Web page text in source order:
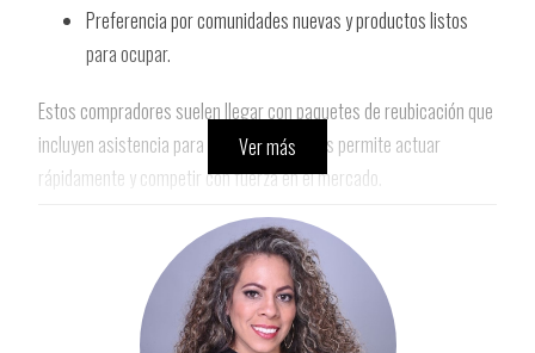
Preferencia por comunidades nuevas y productos listos
para ocupar.
Estos compradores suelen llegar con paquetes de reubicación que
incluyen asistencia para vivienda, lo que les permite actuar
rápidamente y competir con fuerza en el mercado.
La migración empresarial impulsa el
desarrollo urbano
Las empresas no solo traen empleados: también atraen
inversión pública y privada. Esto se traduce en:
Ver más